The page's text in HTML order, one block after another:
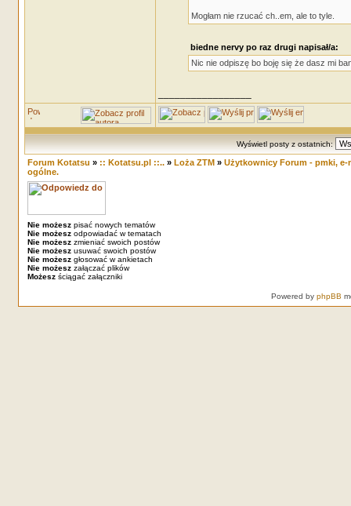
Mogłam nie rzucać ch..em, ale to tyle.
biedne nervy po raz drugi napisał/a:
Nic nie odpiszę bo boję się że dasz mi
Wyświetl posty z ostatnich:
Forum Kotatsu » :: Kotatsu.pl ::..» Loża ZTM» Użytkownicy Forum - pmki, e-
ogólne.
Nie możeszpisać nowych tematów
Nie możeszodpowiadać w tematach
Nie możeszzmieniać swoich postów
Nie możeszusuwać swoich postów
Nie możeszgłosować w ankietach
Nie możeszzałączać plików
Możeszściągać załączniki
Powered by phpBB